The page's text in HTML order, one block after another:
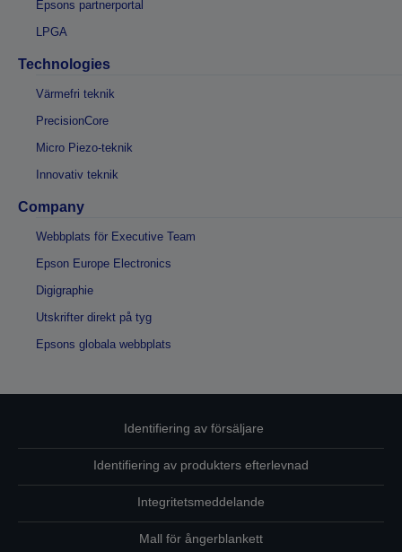
Epsons partnerportal
LPGA
Technologies
Värmefri teknik
PrecisionCore
Micro Piezo-teknik
Innovativ teknik
Company
Webbplats för Executive Team
Epson Europe Electronics
Digigraphie
Utskrifter direkt på tyg
Epsons globala webbplats
Identifiering av försäljare
Identifiering av produkters efterlevnad
Integritetsmeddelande
Mall för ångerblankett